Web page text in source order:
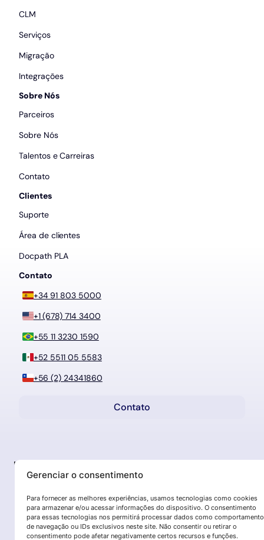
Gerenciar o consentimento
Para fornecer as melhores experiências, usamos tecnologias como cookies
para armazenar e/ou acessar informações do dispositivo. O consentimento
para essas tecnologias nos permitirá processar dados como comportamento
de navegação ou IDs exclusivos neste site. Não consentir ou retirar o
consentimento pode afetar negativamente certos recursos e funções.
CLM
Serviços
Migração
Integrações
Sobre Nós
Parceiros
Sobre Nós
Talentos e Carreiras
Contato
Clientes
Suporte
Área de clientes
Docpath PLA
Contato
+34 91 803 5000
+1 (678) 714 3400
+55 11 3230 1590
+52 5511 05 5583
+56 (2) 24341860
Contato